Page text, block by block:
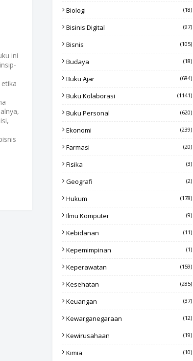
ini
Biologi (18)
Bisinis Digital (97)
Bisnis (105)
Budaya (18)
Buku Ajar (684)
Buku Kolaborasi (1141)
Buku Personal (620)
Ekonomi (239)
Farmasi (20)
Fisika (3)
Geografi (2)
Hukum (178)
Ilmu Komputer (9)
Kebidanan (11)
Kepemimpinan (1)
Keperawatan (159)
Kesehatan (285)
Keuangan (37)
Kewarganegaraan (12)
Kewirusahaan (19)
Kimia (10)